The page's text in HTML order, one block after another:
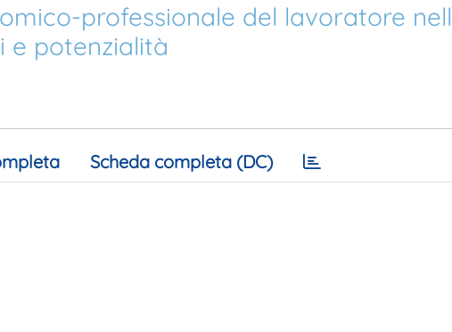
professionale del lavoratore
e potenzialità
Scheda completa (DC)